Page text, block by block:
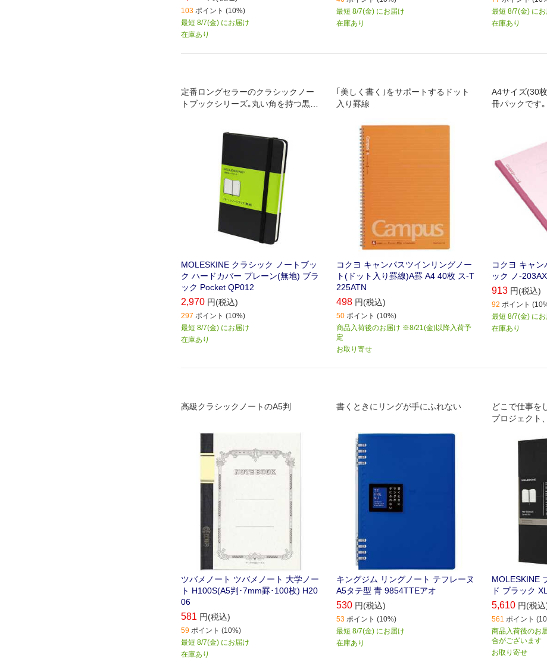
103 ポイント (10%)
最短 8/7(金) にお届け
在庫あり
最短 8/7(金) にお届け
在庫あり
最短 8/7(金) にお
在庫あり
定番ロングセラーのクラシックノー
トブックシリーズ｡丸い角を持つ黒の
張ポケット｡シンプルなデザインの中
に多くの機能を持ち合わせる｡
MOLESKINE クラシック ノートブッ
ク ハードカバー プレーン(無地) ブラ
ック Pocket QP012
2,970 円(税込)
297 ポイント (10%)
最短 8/7(金) にお届け
在庫あり
｢美しく書く｣をサポートするドット
入り罫線
コクヨ キャンパスツインリングノー
ト(ドット入り罫線)A罫 A4 40枚 ス-T
225ATN
498 円(税込)
50 ポイント (10%)
商品入荷後のお届け ※8/21(金)以降入荷予
定
お取り寄せ
A4サイズ(30
冊パックです｡
コクヨ キャ
ック ノ-
913 円(税込)
92 ポイント
最短 8/7(金) にお
在庫あり
高級クラシックノートのA5判
ツバメノート ツバメノート 大学ノー
ト H100S(A5判･7mm罫･100枚) H20
06
581 円(税込)
59 ポイント (10%)
最短 8/7(金) にお届け
在庫あり
書くときにリングが手にふれない
キングジム リングノート テフレーヌ
A5タテ型 青 9854TTEアオ
530 円(税込)
53 ポイント (10%)
最短 8/7(金) にお届け
在庫あり
どこで仕事を
プロジェクト
MOLESKINE
ド ブラック
5,610 円(税込
561 ポイント
商品入荷後のお
合がございます
お取り寄せ